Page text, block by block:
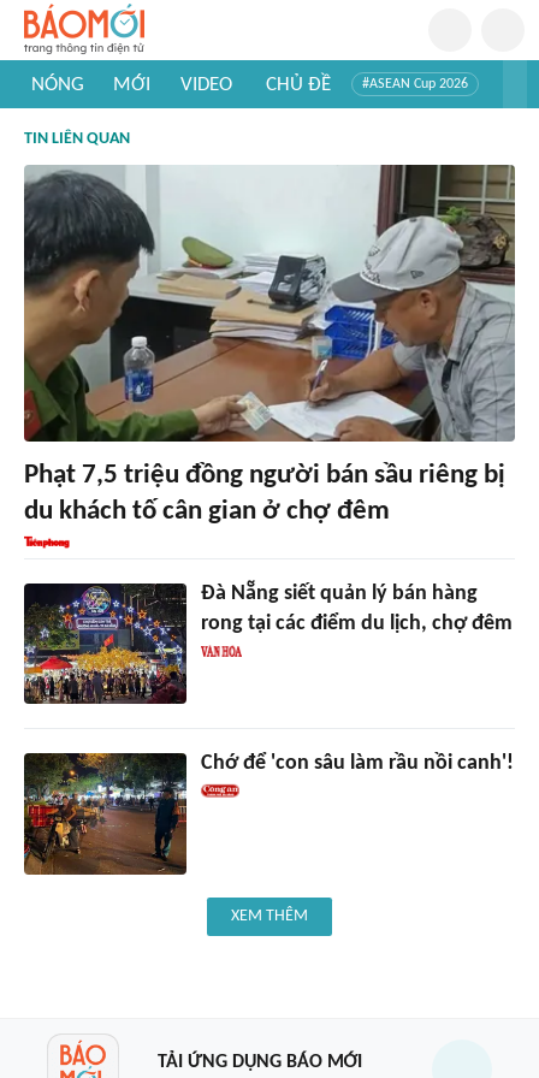
NÓNG MỚI VIDEO CHỦ ĐỀ #ASEAN Cup 2026
#Khám phá thế giới
TIN LIÊN QUAN
Phạt 7,5 triệu đồng người bán sầu riêng bị
du khách tố cân gian ở chợ đêm
Đà Nẵng siết quản lý bán hàng
rong tại các điểm du lịch, chợ đêm
Chớ để 'con sâu làm rầu nồi canh'!
XEM THÊM
TẢI ỨNG DỤNG BÁO MỚI